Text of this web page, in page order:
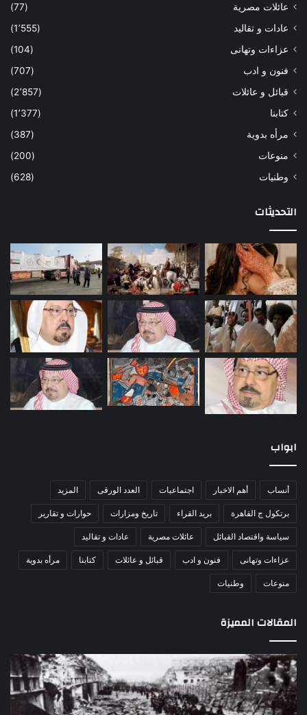
عائلات مصرية
(77)
عادات و تقاليد
(1٬555)
عزاءات وتهانى
(104)
فنون و ادب
(707)
قبائل و عائلات
(2٬857)
كتابنا
(1٬377)
مرأه بدوية
(387)
منوعات
(200)
وطنيات
(628)
التحديثات
ابواب
أنساب أهم الاخبار اجتماعيات العدد الورقى المزيد
برتكول ج القاهرة بريد القراء تاريخ ومزارات حوارات و تقارير
سياسة واقتصاد القبائل عائلات مصرية عادات و تقاليد
عزاءات وتهانى فنون و ادب قبائل و عائلات كتابنا مرأه بدوية
منوعات وطنيات
المقالات المميزة
مذبحة
اللد..
القصة
الكاملة